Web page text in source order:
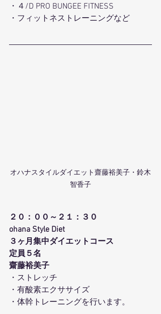
・４/D PRO BUNGEE FITNESS
・フィットネストレーニングなど
オハナスタイルダイエット齋藤裕美子・鈴木
智香子
２０：００～２１：３０
ohana Style Diet
３ヶ月集中ダイエットコース
定員５名
齋藤裕美子
・ストレッチ
・有酸素エクササイズ
・体幹トレーニングを行います。